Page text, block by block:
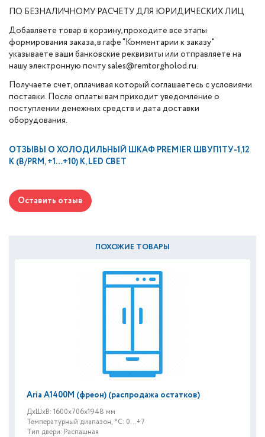
ПО БЕЗНАЛИЧНОМУ РАСЧЕТУ ДЛЯ ЮРИДИЧЕСКИХ ЛИЦ
Добавляете товар в корзину, проходите все этапы
формирования заказа, в гафе "Комментарии к заказу"
указываете ваши банковские реквизиты или отправляете на
нашу электронную почту sales@remtorgholod.ru.
Получаете счет, оплачивая который соглашаетесь с условиями
поставки. После оплаты вам приходит уведомление о
поступлении денежных средств и дата доставки
оборудования.
ОТЗЫВЫ О ХОЛОДИЛЬНЫЙ ШКАФ PREMIER ШВУП1ТУ-1,12
К (В/PRM, +1…+10) К, LED СВЕТ
Оставить отзыв
ПОХОЖИЕ ТОВАРЫ
Aria A1400М (фреон) (распродажа остатков)
ДxШxВ: 1600x706x1948 мм
Температурный диапазон, °C: 0...+7
Тип двери: Распашная